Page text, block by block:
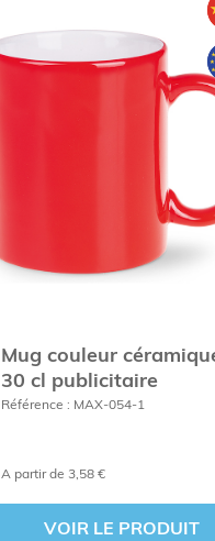
Mug couleur
30 cl publicitaire
Référence : MAX-054-1
A partir de 3,58 €
VOIR LE PRODUIT